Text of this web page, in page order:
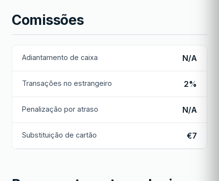
Comissões
Adiantamento de caixa N/A
Transações no estrangeiro 2%
Penalização por atraso N/A
Substituição de cartão €7